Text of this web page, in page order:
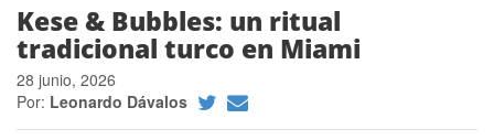
Kese & Bubbles: un ritual
tradicional turco en Miami
28 junio, 2026
Por: Leonardo Dávalos